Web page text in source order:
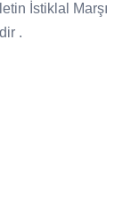
İstiklal Marşı
.